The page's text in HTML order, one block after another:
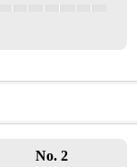
No. 2